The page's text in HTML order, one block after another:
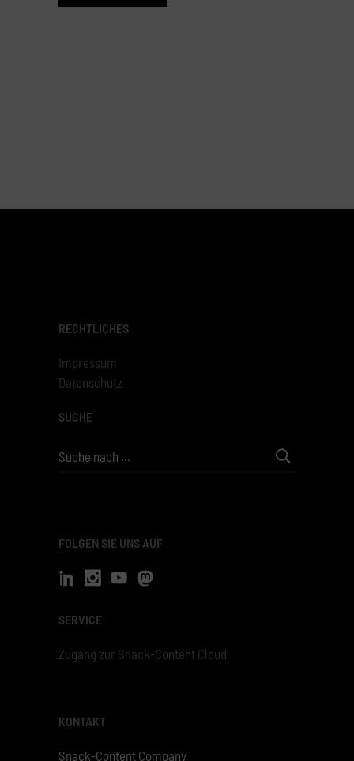
RECHTLICHES
Impressum
Datenschutz
SUCHE
Search
FOLGEN SIE UNS AUF
SERVICE
Zugang zur Snack-Content Cloud
KONTAKT
Snack-Content Company